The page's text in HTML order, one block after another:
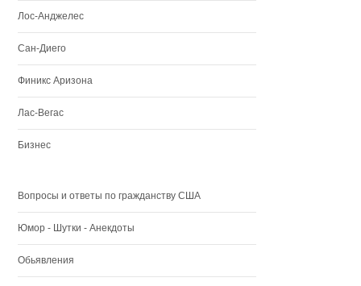
Лос-Анджелес
Сан-Диего
Финикс Аризона
Лас-Вегас
Бизнес
Вопросы и ответы по гражданству США
Юмор - Шутки - Анекдоты
Обьявления